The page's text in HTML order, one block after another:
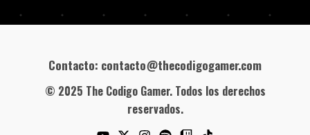
Contacto: contacto@thecodigogamer.com
© 2025 The Codigo Gamer. Todos los derechos
reservados.